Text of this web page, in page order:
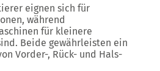
eignen sich für
während
für kleinere
Beide gewährleisten ein
Vorder-, Rück- und Hals-